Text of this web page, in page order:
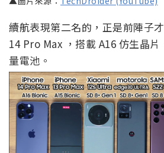
續航表現第二名的，正是前陣子
14 Pro Max ，搭載 A16 仿生晶
量電池。